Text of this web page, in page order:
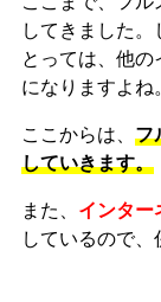
してきました
とっては、他
になりますよね。
ここからは、 フ
していきます。
また、 インター
しているので、